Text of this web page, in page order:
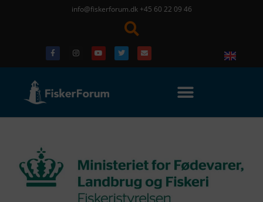
info@fiskerforum.dk +45 60 22 09 46